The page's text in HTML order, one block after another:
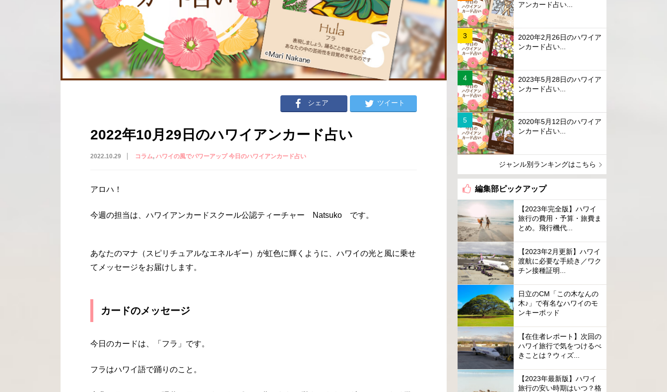
シェア ツイート
2022年10月29日のハワイアンカード占い
2022.10.29 コラム ハワイの風でパワーアップ 今日のハワイアンカード占い
アロハ！
今週の担当は、ハワイアンカードスクール公認ティーチャー Natsuko です。
あなたのマナ（スピリチュアルなエネルギー）が虹色に輝くように、ハワイの光と風に乗せ
てメッセージをお届けします。
カードのメッセージ
今日のカードは、「フラ」です。
フラはハワイ語で踊りのこと。
アンカード占い...
2020年2月26日のハワイア
ンカード占い...
2023年5月28日のハワイア
ンカード占い...
2020年5月12日のハワイア
ンカード占い...
ジャンル別ランキングはこちら
編集部ピックアップ
【2023年完全版】ハワイ
旅行の費用・予算・旅費ま
とめ。飛行機代...
【2023年2月更新】ハワイ
渡航に必要な手続き／ワク
チン接種証明...
日立のCM「この木なんの
木♪」で有名なハワイのモ
ンキーポッド
【在住者レポート】次回の
ハワイ旅行で気をつけるべ
きことは？ウィズ...
【2023年最新版】ハワイ
旅行の安い時期はいつ？格